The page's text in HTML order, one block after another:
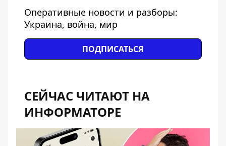
Оперативные новости и разборы:
Украина, война, мир
ПОДПИСАТЬСЯ
СЕЙЧАС ЧИТАЮТ НА
ИНФОРМАТОРЕ